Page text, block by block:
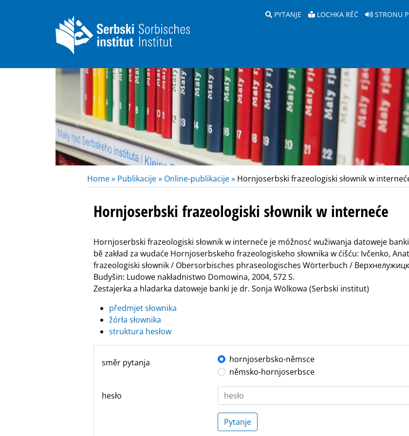
PYTANJE LOCHKA RĚČ STRONU
Home » Publikacije » Online-publikacije » Hornjoserbski frazeologiski słownik w
Hornjoserbski frazeologiski słownik w interneće
Hornjoserbski frazeologiski słownik w interneće je móžnosć wužiwanja datoweje
bě zakład za wudaće Hornjoserbskeho frazeologiskeho słownika w ćišću: Ivčenko,
frazeologiski słownik / Obersorbisches phraseologisches Wörterbuch /
Budyšin: Ludowe nakładnistwo Domowina, 2004, 572 S.
Zestajerka a hladarka datoweje banki je dr. Sonja Wölkowa (Serbski institut)
předmjet słownika
žórła słownika
struktura hesłow
směr pytanja
hornjoserbsko-němsce
němsko-hornjoserbsce
hesło
Pytanje